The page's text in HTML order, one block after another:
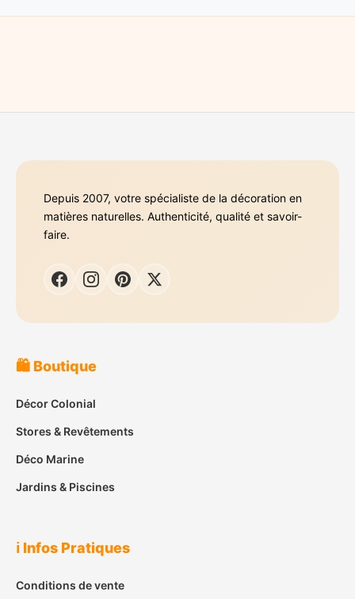
Depuis 2007, votre spécialiste de la décoration en
matières naturelles. Authenticité, qualité et savoir-
faire.
🛍️ Boutique
Décor Colonial
Stores & Revêtements
Déco Marine
Jardins & Piscines
ℹ️ Infos Pratiques
Conditions de vente